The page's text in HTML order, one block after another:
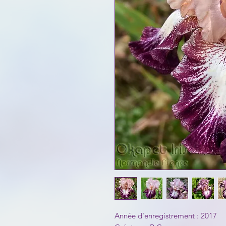
Année d'enregistrement : 2017